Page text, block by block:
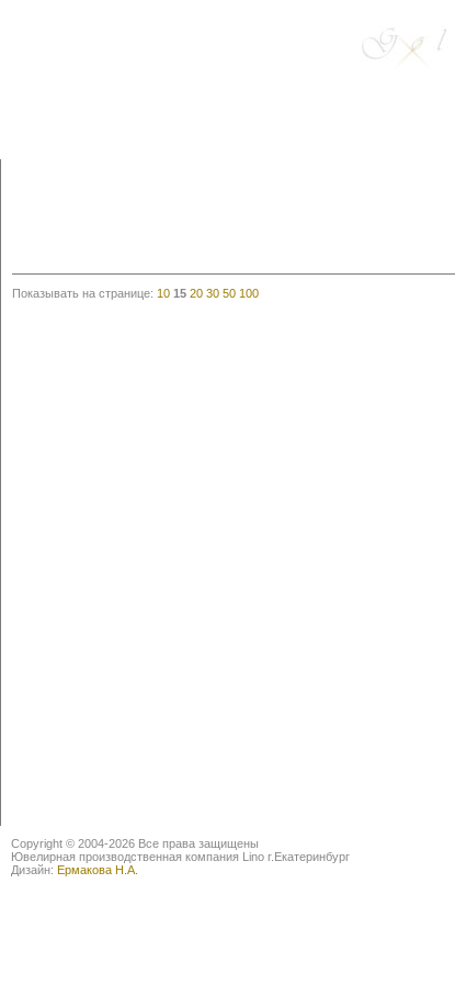
Показывать на странице: 10 15 20 30 50 100
Copyright © 2004-2026 Все права защищены
Ювелирная производственная компания Lino г.Екатеринбург
Дизайн: Ермакова Н.А.